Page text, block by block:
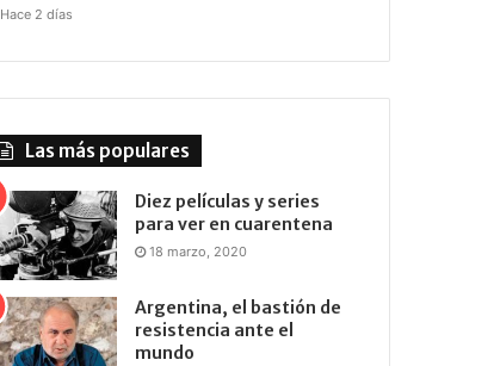
Hace 2 días
Las más populares
Diez películas y series
para ver en cuarentena
18 marzo, 2020
Argentina, el bastión de
resistencia ante el
mundo